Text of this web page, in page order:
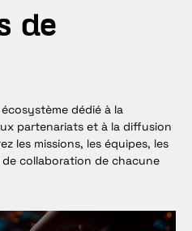
de
dédié à la
partenariats et à la diffusion
les missions, les équipes, les
collaboration de chacune